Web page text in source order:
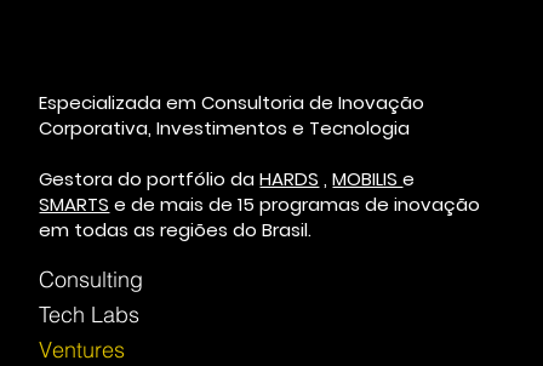
Especializada em Consultoria de Inovação
Corporativa, Investimentos e Tecnologia
Gestora do portfólio daHARDS ,MOBILISe
SMARTS e de mais de 15 programas de inovação
em todas as regiões do Brasil.
Consulting
Tech Labs
Ventures